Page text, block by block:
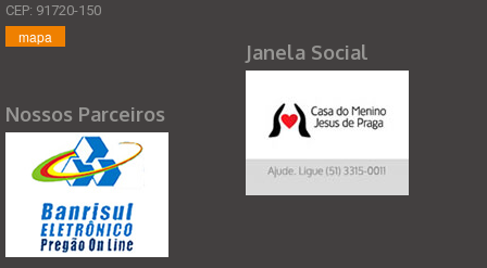
CEP: 91720-150
mapa
Nossos Parceiros
Janela Social